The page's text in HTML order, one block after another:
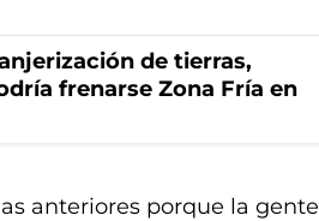
de tierras,
frenarse Zona Fría en
anteriores porque la gente